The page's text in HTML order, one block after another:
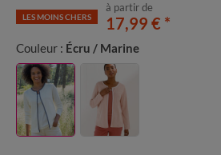
à partir de
17,99 € *
LES MOINS CHERS
Couleur : Écru / Marine